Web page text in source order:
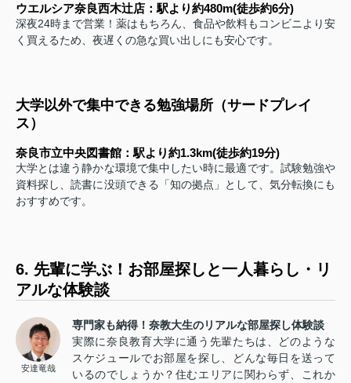
ウエルシア奈良西木辻店：駅より約480m(徒歩約6分)
深夜24時まで営業！薬はもちろん、食品や飲料もコンビニより安
く買えるため、夜遅くの急な買い出しにも安心です。
大学以外で集中できる勉強場所（サードプレイ
ス）
奈良市立中央図書館：駅より約1.3km(徒歩約19分)
大学とは違う静かな環境で集中したい時に最適です。試験勉強や
資料探し、読書に没頭できる「知の拠点」として、気分転換にも
おすすめです。
6. 先輩に学ぶ！お部屋探しと一人暮らし・リ
アルな体験談
安達竜哉
専門家も納得！奈教大生のリアルな部屋探し体験談
実際に奈良教育大学に通う先輩たちは、どのような
スケジュールでお部屋を探し、どんな毎日を送って
いるのでしょうか？住むエリアに関わらず、これか